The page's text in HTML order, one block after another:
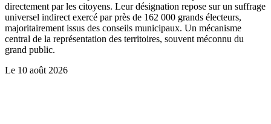
directement par les citoyens. Leur désignation repose sur un suffrage
universel indirect exercé par près de 162 000 grands électeurs,
majoritairement issus des conseils municipaux. Un mécanisme
central de la représentation des territoires, souvent méconnu du
grand public.
Le 10 août 2026